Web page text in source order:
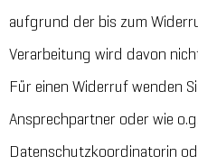
aufgrund der bis zum
Verarbeitung wird davon
Für einen Widerruf wenden
Ansprechpartner oder wie
Datenschutzkoordinatorin